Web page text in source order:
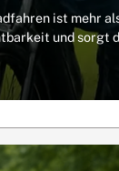
ist mehr
und sorgt